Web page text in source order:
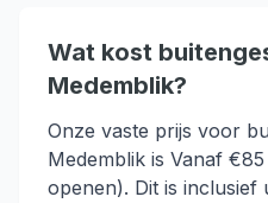
Wat kost
Medemblik?
Onze vaste prijs voor
Medemblik is Vanaf
openen). Dit is inclusief